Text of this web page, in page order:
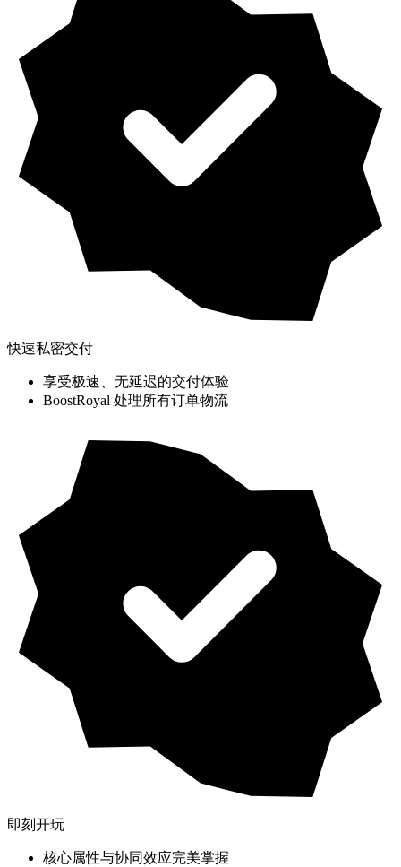
快速私密交付
享受极速、无延迟的交付体验
BoostRoyal 处理所有订单物流
即刻开玩
核心属性与协同效应完美掌握